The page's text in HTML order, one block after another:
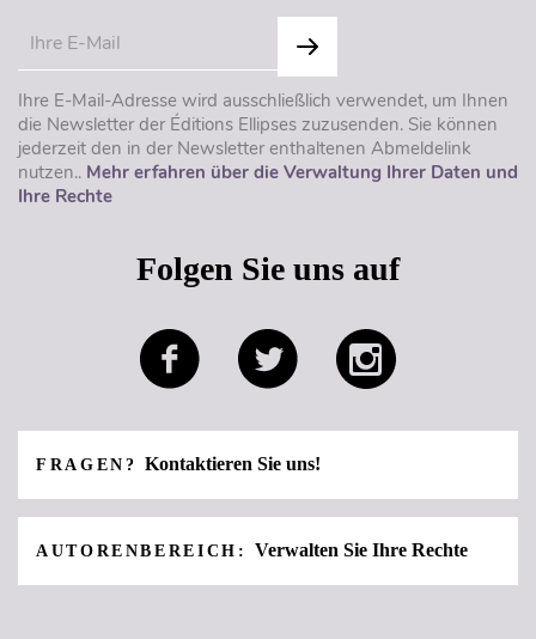
Ihre E-Mail-Adresse wird ausschließlich verwendet, um Ihnen
die Newsletter der Éditions Ellipses zuzusenden. Sie können
jederzeit den in der Newsletter enthaltenen Abmeldelink
nutzen.. Mehr erfahren über die Verwaltung Ihrer Daten und
Ihre Rechte
Folgen Sie uns auf
FRAGEN?Kontaktieren Sie uns!
AUTORENBEREICH:Verwalten Sie Ihre Rechte